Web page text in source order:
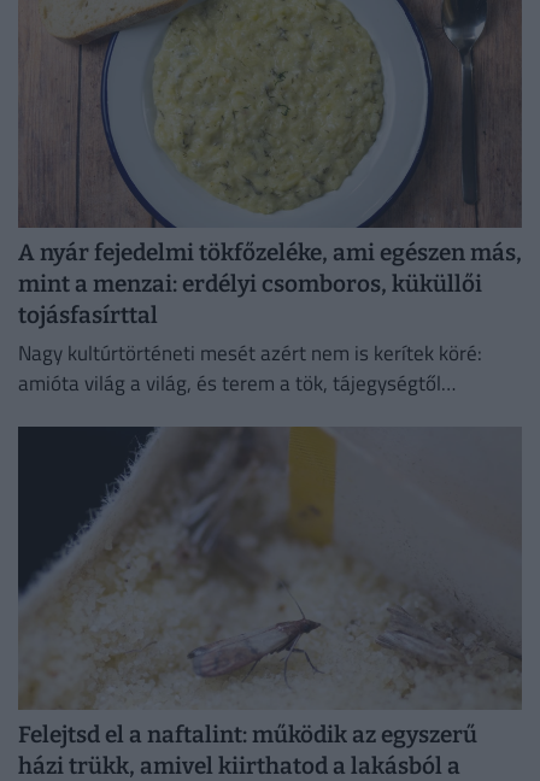
A nyár fejedelmi tökfőzeléke, ami egészen más,
mint a menzai: erdélyi csomboros, küküllői
tojásfasírttal
Nagy kultúrtörténeti mesét azért nem is kerítek köré:
amióta világ a világ, és terem a tök, tájegységtől
Felejtsd el a naftalint: működik az egyszerű
házi trükk, amivel kiirthatod a lakásból a